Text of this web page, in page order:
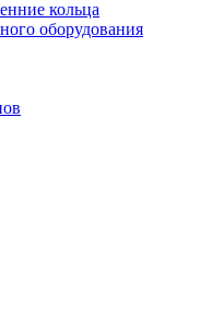
кольца
оборудования